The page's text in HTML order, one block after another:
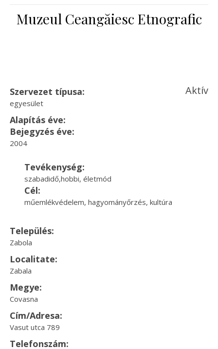
Muzeul Ceangăiesc Etnografic
Szervezet típusa:
egyesület
Aktív
Alapítás éve:
Bejegyzés éve:
2004
Tevékenység:
szabadidő,hobbi, életmód
Cél:
műemlékvédelem, hagyományőrzés, kultúra
Település:
Zabola
Localitate:
Zabala
Megye:
Covasna
Cím/Adresa:
Vasut utca 789
Telefonszám: